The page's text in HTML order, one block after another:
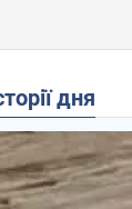
дня